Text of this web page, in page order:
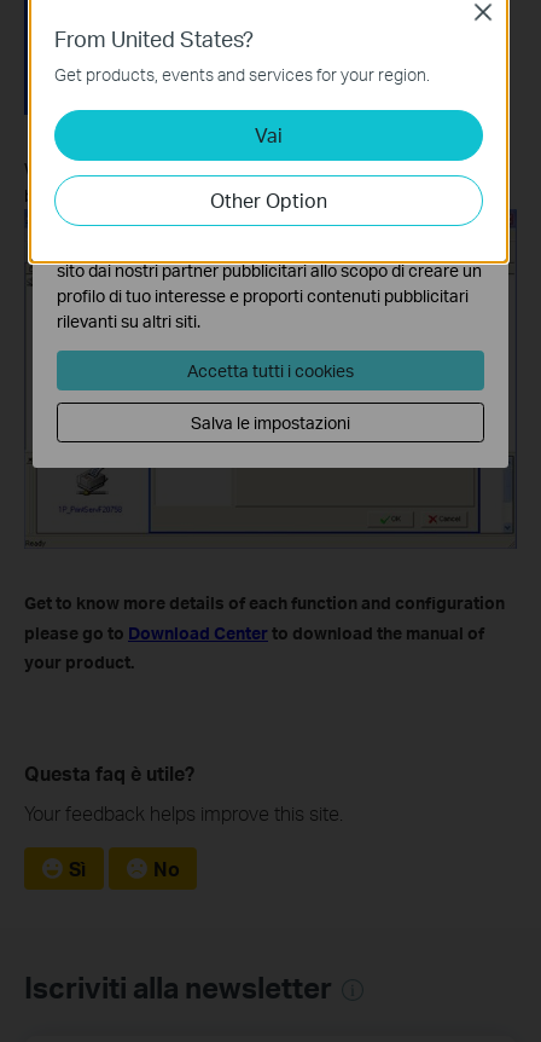
We can also modify the IP address by pressing the Properties
button in the tool bar:
Get to know more details of each function and configuration
please go to Download Center to download the manual of
your product.
Questa faq è utile?
Your feedback helps improve this site.
Sì No
Iscriviti alla newsletter
From United States?
Get products, events and services for your region.
Vai
Other Option
Close
Questi cookies sono necessari per il corretto
funzionamento del sito e non possono essere disattivati
nel tuo sistema.
Analytics e Marketing Cookies
I cookies analitici ci permettono di analizzare le tue
attività sul nostro sito allo scopo di migliorarne le
funzionalità.
sito dai nostri partner pubblicitari allo scopo di creare un
profilo di tuo interesse e proporti contenuti pubblicitari
rilevanti su altri siti.
Accetta tutti i cookies
Salva le impostazioni